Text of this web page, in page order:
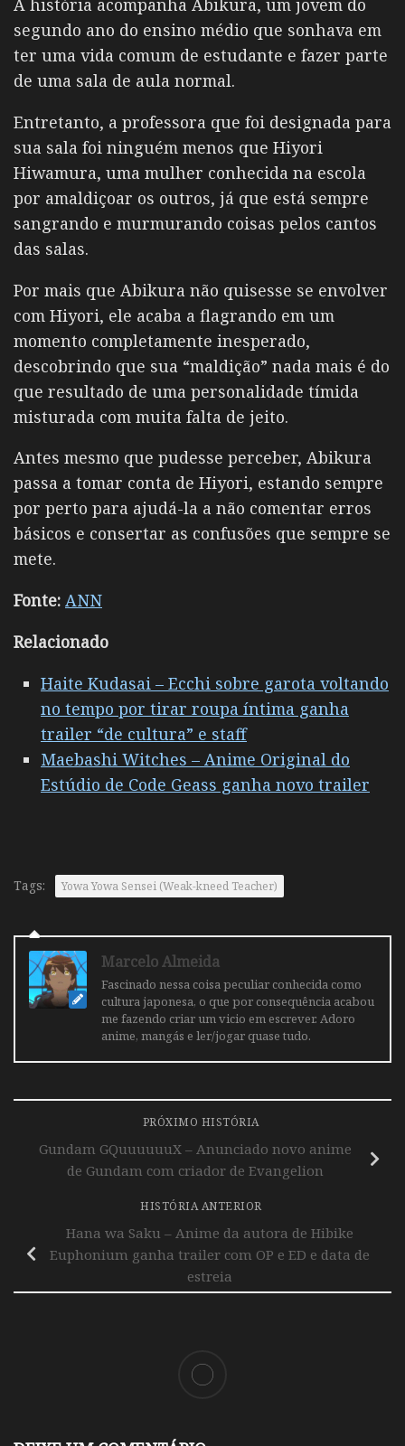
A história acompanha Abikura, um jovem do
segundo ano do ensino médio que sonhava em
ter uma vida comum de estudante e fazer parte
de uma sala de aula normal.
Entretanto, a professora que foi designada para
sua sala foi ninguém menos que Hiyori
Hiwamura, uma mulher conhecida na escola
por amaldiçoar os outros, já que está sempre
sangrando e murmurando coisas pelos cantos
das salas.
Por mais que Abikura não quisesse se envolver
com Hiyori, ele acaba a flagrando em um
momento completamente inesperado,
descobrindo que sua “maldição” nada mais é do
que resultado de uma personalidade tímida
misturada com muita falta de jeito.
Antes mesmo que pudesse perceber, Abikura
passa a tomar conta de Hiyori, estando sempre
por perto para ajudá-la a não comentar erros
básicos e consertar as confusões que sempre se
mete.
Fonte: ANN
Relacionado
Haite Kudasai – Ecchi sobre garota voltando
no tempo por tirar roupa íntima ganha
trailer “de cultura” e staff
Maebashi Witches – Anime Original do
Estúdio de Code Geass ganha novo trailer
Tags: Yowa Yowa Sensei (Weak-kneed Teacher)
Marcelo Almeida
Fascinado nessa coisa peculiar conhecida como
cultura japonesa, o que por consequência acabou
me fazendo criar um vicio em escrever. Adoro
anime, mangás e ler/jogar quase tudo.
PRÓXIMO HISTÓRIA
Gundam GQuuuuuuX – Anunciado novo anime
de Gundam com criador de Evangelion
HISTÓRIA ANTERIOR
Hana wa Saku – Anime da autora de Hibike
Euphonium ganha trailer com OP e ED e data de
estreia